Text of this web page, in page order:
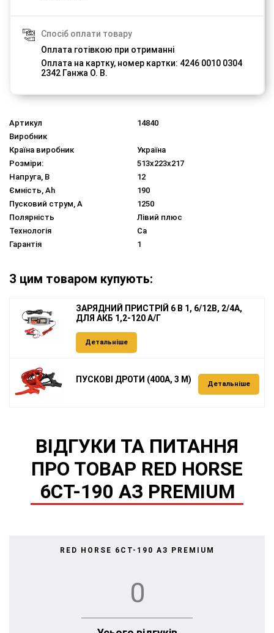
Спосіб оплати товару
Оплата готівкою при отриманні
Оплата на картку, номер картки: 4246 0010 0304
2342 Ганжа О. В.
Артикул
14840
Виробник
Країна виробник
Україна
Розміри:
513x223x217
Напруга, В
12
Ємність, Ah
190
Пусковий струм, A
1250
Полярність
Лівий плюс
Технологія
Ca
Гарантія
1
З цим товаром купують:
ЗАРЯДНИЙ ПРИСТРІЙ 6 В 1, 6/12В, 2/4А,
ДЛЯ АКБ 1,2-120 А/Г
Детальніше
ПУСКОВІ ДРОТИ (400А, 3 М) Детальніше
ВІДГУКИ ТА ПИТАННЯ
ПРО ТОВАР RED HORSE
6СТ-190 АЗ PREMIUM
RED HORSE 6СТ-190 АЗ PREMIUM
0